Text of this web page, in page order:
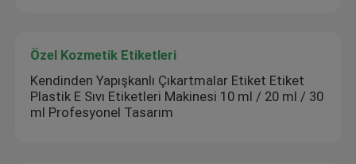
Özel Kozmetik Etiketleri
Kendinden Yapışkanlı Çıkartmalar Etiket Etiket
Plastik E Sıvı Etiketleri Makinesi 10 ml / 20 ml / 30
ml Profesyonel Tasarım